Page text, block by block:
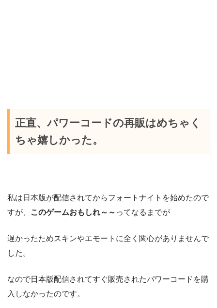
正直、パワーコードの再販はめちゃく
ちゃ嬉しかった。
私は日本版が配信されてからフォートナイトを始めたので
すが、
このゲームおもしれ～～ ってなるまでが
遅かったためスキンやエモートに全く関心がありませんで
した。
なので日本版配信されてすぐ販売されたパワーコードを購
入しなかったのです。